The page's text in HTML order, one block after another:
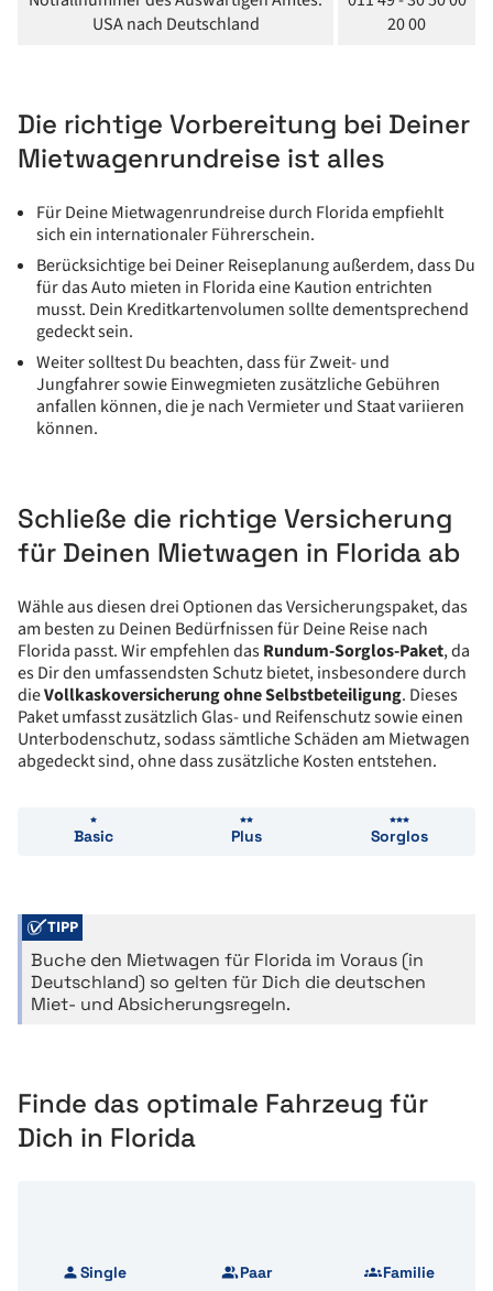
USA nach Deutschland
20 00
Die richtige Vorbereitung bei Deiner
Mietwagenrundreise ist alles
Für Deine Mietwagenrundreise durch Florida empfiehlt
sich ein internationaler Führerschein.
Berücksichtige bei Deiner Reiseplanung außerdem, dass Du
für das Auto mieten in Florida eine Kaution entrichten
musst. Dein Kreditkartenvolumen sollte dementsprechend
gedeckt sein.
Weiter solltest Du beachten, dass für Zweit- und
Jungfahrer sowie Einwegmieten zusätzliche Gebühren
anfallen können, die je nach Vermieter und Staat variieren
können.
Schließe die richtige Versicherung
für Deinen Mietwagen in Florida ab
Wähle aus diesen drei Optionen das Versicherungspaket, das
am besten zu Deinen Bedürfnissen für Deine Reise nach
Florida passt. Wir empfehlen dasRundum-Sorglos-Paket, da
es Dir den umfassendsten Schutz bietet, insbesondere durch
dieVollkaskoversicherung ohne Selbstbeteiligung. Dieses
Paket umfasst zusätzlich Glas- und Reifenschutz sowie einen
Unterbodenschutz, sodass sämtliche Schäden am Mietwagen
abgedeckt sind, ohne dass zusätzliche Kosten entstehen.
Basic Plus Sorglos
TIPP
Buche den Mietwagen für Florida im Voraus (in
Deutschland) so gelten für Dich die deutschen
Miet- und Absicherungsregeln.
Finde das optimale Fahrzeug für
Dich in Florida
Single Paar Familie